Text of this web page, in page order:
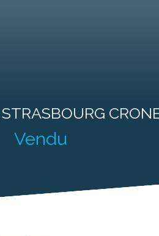
Vendu